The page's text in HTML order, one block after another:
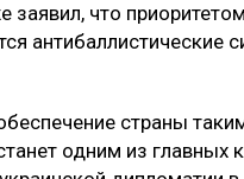
заявил, что
антибаллистические
страны
одним из главных